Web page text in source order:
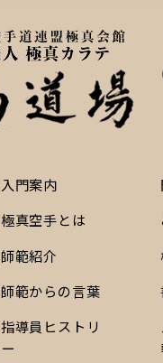
入門案内
極真空手とは
師範紹介
師範からの言葉
指導員ヒストリ
ー